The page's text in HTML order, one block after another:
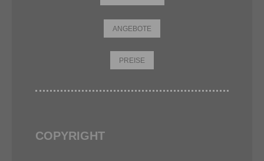
ANGEBOTE
PREISE
COPYRIGHT